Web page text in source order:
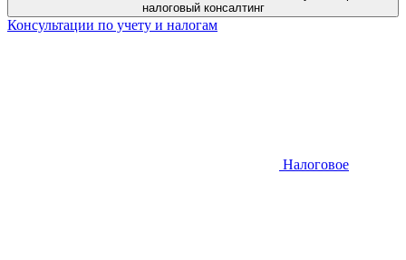
налоговый консалтинг
Консультации по учету и налогам
Налоговое